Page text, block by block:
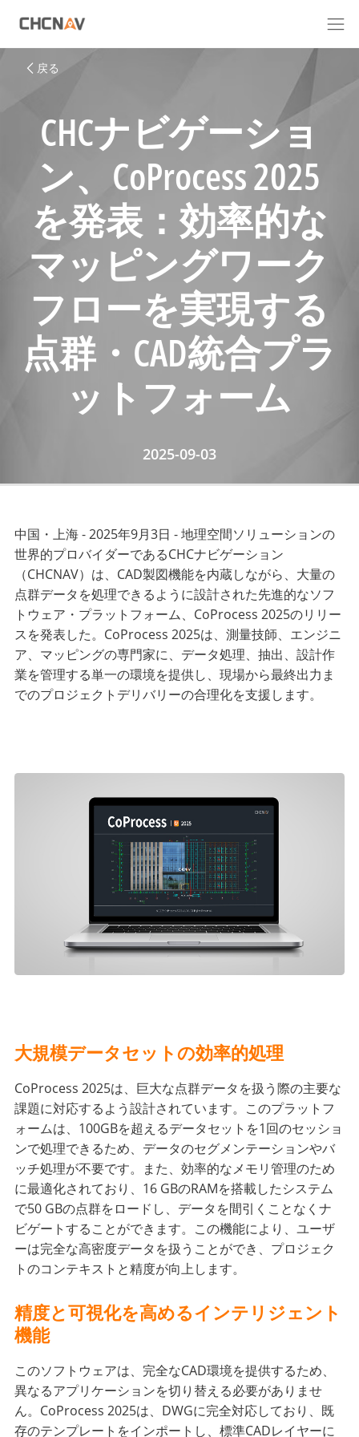
戻る
CHCナビゲーショ
ン、CoProcess 2025
を発表：効率的な
マッピングワーク
フローを実現する
点群・CAD統合プラ
ットフォーム
2025-09-03
中国・上海 - 2025年9月3日 - 地理空間ソリューションの
世界的プロバイダーであるCHCナビゲーション
（CHCNAV）は、CAD製図機能を内蔵しながら、大量の
点群データを処理できるように設計された先進的なソフ
トウェア・プラットフォーム、CoProcess 2025のリリー
スを発表した。CoProcess 2025は、測量技師、エンジニ
ア、マッピングの専門家に、データ処理、抽出、設計作
業を管理する単一の環境を提供し、現場から最終出力ま
でのプロジェクトデリバリーの合理化を支援します。
大規模データセットの効率的処理
CoProcess 2025は、巨大な点群データを扱う際の主要な
課題に対応するよう設計されています。このプラットフ
ォームは、100GBを超えるデータセットを1回のセッショ
ンで処理できるため、データのセグメンテーションやバ
ッチ処理が不要です。また、効率的なメモリ管理のため
に最適化されており、16 GBのRAMを搭載したシステム
で50 GBの点群をロードし、データを間引くことなくナ
ビゲートすることができます。この機能により、ユーザ
ーは完全な高密度データを扱うことができ、プロジェク
トのコンテキストと精度が向上します。
精度と可視化を高めるインテリジェント
機能
このソフトウェアは、完全なCAD環境を提供するため、
異なるアプリケーションを切り替える必要がありませ
ん。CoProcess 2025は、DWGに完全対応しており、既
存のテンプレートをインポートし、標準CADレイヤーに